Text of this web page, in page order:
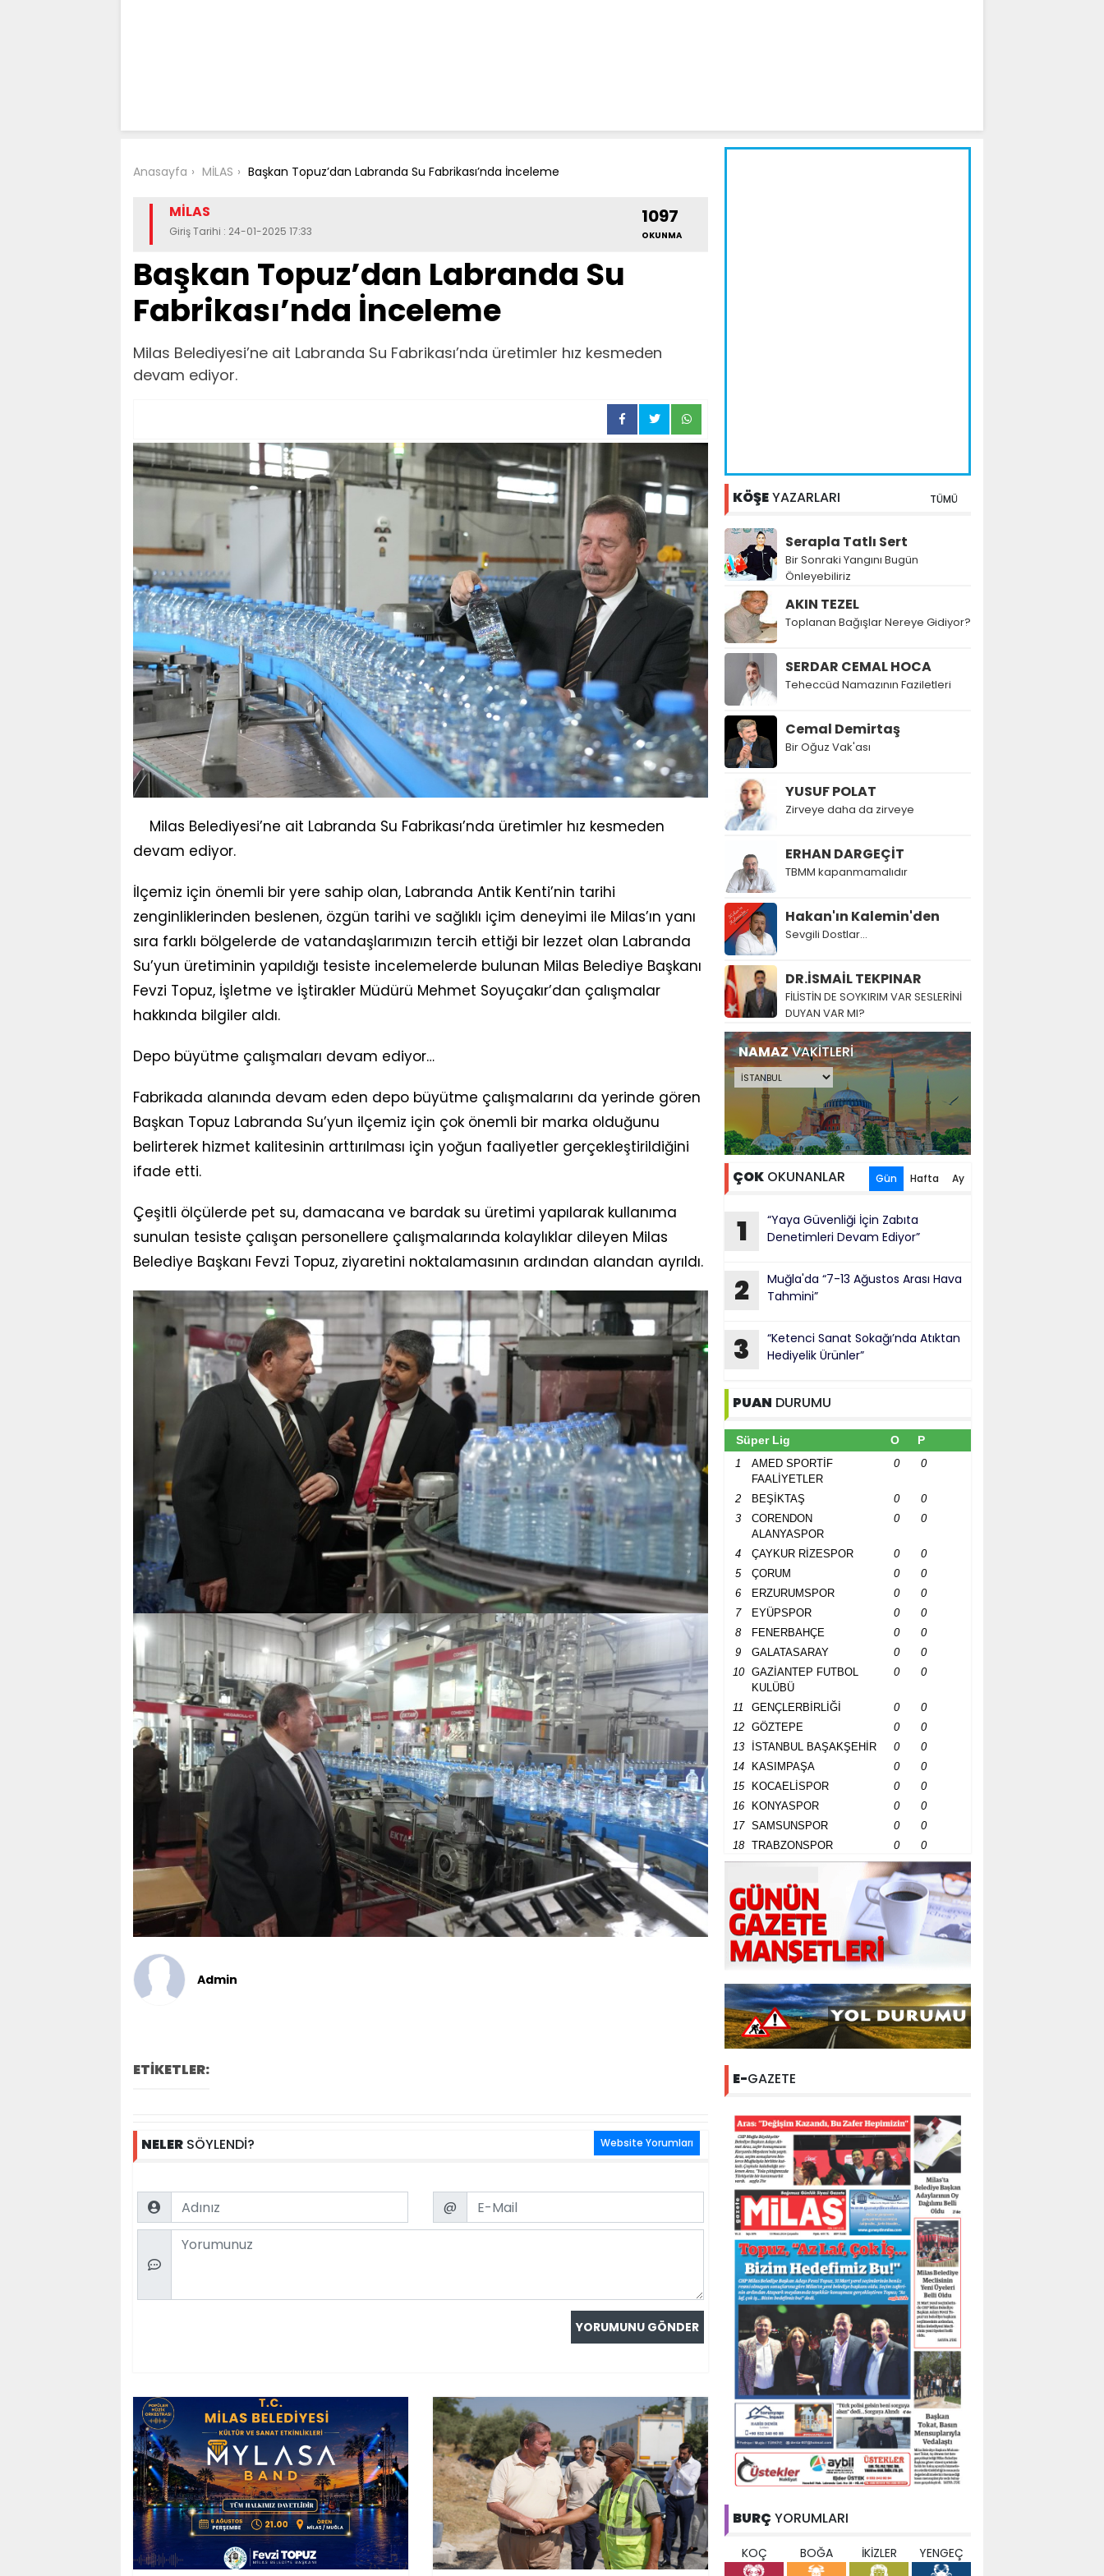
Anasayfa MİLAS Başkan Topuz’dan Labranda Su Fabrikası’nda İnceleme
MİLAS
Giriş Tarihi : 24-01-2025 17:33
1097
OKUNMA
Başkan Topuz’dan Labranda Su
Fabrikası’nda İnceleme
Milas Belediyesi’ne ait Labranda Su Fabrikası’nda üretimler hız kesmeden
devam ediyor.
Milas Belediyesi’ne ait Labranda Su Fabrikası’nda üretimler hız kesmeden
devam ediyor.
İlçemiz için önemli bir yere sahip olan, Labranda Antik Kenti’nin tarihi
zenginliklerinden beslenen, özgün tarihi ve sağlıklı içim deneyimi ile Milas’ın yanı
sıra farklı bölgelerde de vatandaşlarımızın tercih ettiği bir lezzet olan Labranda
Su’yun üretiminin yapıldığı tesiste incelemelerde bulunan Milas Belediye Başkanı
Fevzi Topuz, İşletme ve İştirakler Müdürü Mehmet Soyuçakır’dan çalışmalar
hakkında bilgiler aldı.
Depo büyütme çalışmaları devam ediyor…
Fabrikada alanında devam eden depo büyütme çalışmalarını da yerinde gören
Başkan Topuz Labranda Su’yun ilçemiz için çok önemli bir marka olduğunu
belirterek hizmet kalitesinin arttırılması için yoğun faaliyetler gerçekleştirildiğini
ifade etti.
Çeşitli ölçülerde pet su, damacana ve bardak su üretimi yapılarak kullanıma
sunulan tesiste çalışan personellere çalışmalarında kolaylıklar dileyen Milas
Belediye Başkanı Fevzi Topuz, ziyaretini noktalamasının ardından alandan ayrıldı.
Admin
ETİKETLER:
NELER SÖYLENDİ? Website Yorumları
Name Email
@
Comment
KÖŞEYAZARLARI TÜMÜ
Serapla Tatlı Sert
Bir Sonraki Yangını Bugün
Önleyebiliriz
AKIN TEZEL
Toplanan Bağışlar Nereye Gidiyor?
SERDAR CEMAL HOCA
Teheccüd Namazının Faziletleri
Cemal Demirtaş
Bir Oğuz Vak'ası
YUSUF POLAT
Zirveye daha da zirveye
ERHAN DARGEÇİT
TBMM kapanmamalıdır
Hakan'ın Kalemin'den
Sevgili Dostlar...
DR.İSMAİL TEKPINAR
FİLİSTİN DE SOYKIRIM VAR SESLERİNİ
DUYAN VAR MI?
NAMAZVAKİTLERİ
ÇOK OKUNANLAR Gün Hafta Ay
1
“Yaya Güvenliği İçin Zabıta
Denetimleri Devam Ediyor”
2
Muğla'da “7-13 Ağustos Arası Hava
Tahmini”
3
“Ketenci Sanat Sokağı’nda Atıktan
Hediyelik Ürünler”
PUAN DURUMU
Süper Lig O P
1
AMED SPORTİF
FAALİYETLER
0 0
2 BEŞİKTAŞ 0
0
3
CORENDON
ALANYASPOR
0 0
4 ÇAYKUR RİZESPOR 0
0
5
ÇORUM 0
0
6
ERZURUMSPOR 0
0
7
EYÜPSPOR 0
0
8
FENERBAHÇE 0
0
9
GALATASARAY 0
0
10
GAZİANTEP FUTBOL
KULÜBÜ
0 0
11 GENÇLERBİRLİĞİ 0
0
12
GÖZTEPE 0
0
13
İSTANBUL BAŞAKŞEHİR 0
0
14
KASIMPAŞA 0
0
15
KOCAELİSPOR 0
0
16
KONYASPOR 0
0
17
SAMSUNSPOR 0
0
18
TRABZONSPOR 0 0
E-GAZETE
BURÇ YORUMLARI
KOÇ BOĞA İKİZLER YENGEÇ